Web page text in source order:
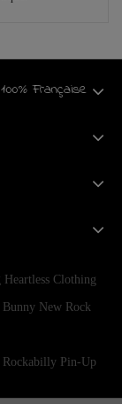
Française
Heartless Clothing
Bunny New Rock
Rockabilly Pin-Up